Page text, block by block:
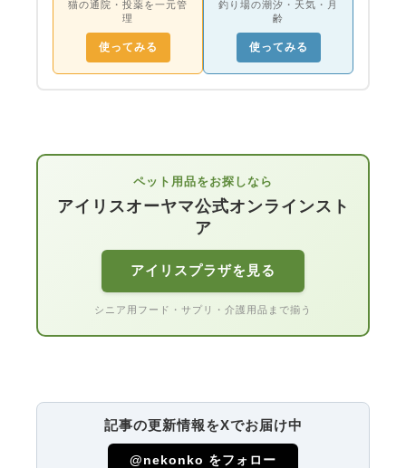
猫の通院・投薬を一元管
理
使ってみる
釣り場の潮汐・天気・月
齢
使ってみる
ペット用品をお探しなら
アイリスオーヤマ公式オンラインスト
ア
アイリスプラザを見る
シニア用フード・サプリ・介護用品まで揃う
記事の更新情報をXでお届け中
@nekonko をフォロー